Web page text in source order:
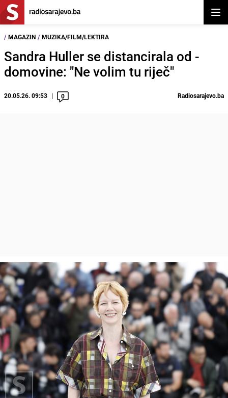
/ MAGAZIN / MUZIKA/FILM/LEKTIRA
Sandra Huller se distancirala od -
domovine: "Ne volim tu riječ"
20.05.26. 09:53 0 Radiosarajevo.ba